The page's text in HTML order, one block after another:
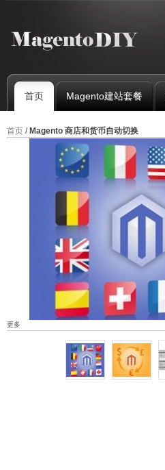
首页 Magento建站套餐
首页 / Magento 商店和货币自动切换
更多